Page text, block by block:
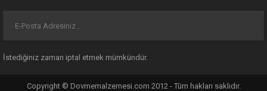
İstediğiniz zaman iptal etmek mümkündür.
Copyright © Dovmemalzemesi.com 2012 - Tüm hakları saklıdır.